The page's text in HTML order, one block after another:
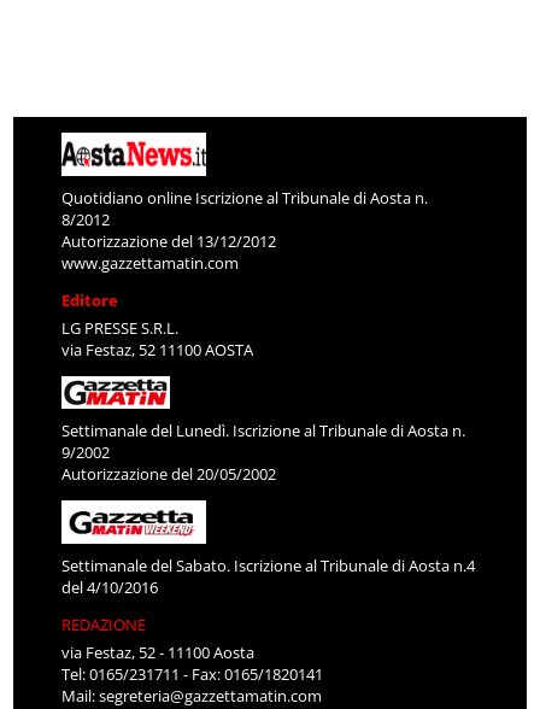
Quotidiano online Iscrizione al Tribunale di Aosta n.
8/2012
Autorizzazione del 13/12/2012
www.gazzettamatin.com
Editore
LG PRESSE S.R.L.
via Festaz, 52 11100 AOSTA
Settimanale del Lunedì. Iscrizione al Tribunale di Aosta n.
9/2002
Autorizzazione del 20/05/2002
Settimanale del Sabato. Iscrizione al Tribunale di Aosta n.4
del 4/10/2016
REDAZIONE
via Festaz, 52 - 11100 Aosta
Tel: 0165/231711 - Fax: 0165/1820141
Mail:segreteria@gazzettamatin.com